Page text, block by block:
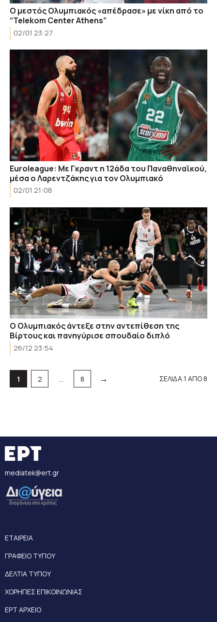
Ο μεστός Ολυμπιακός «απέδρασε» με νίκη από το
“Telekom Center Athens”
02/01 23:27
Euroleague: Με Γκραντ η 12άδα του Παναθηναϊκού,
μέσα ο Λαρεντζάκης για τον Ολυμπιακό
02/01 21:08
Ο Ολυμπιακός άντεξε στην αντεπίθεση της
Βίρτους και πανηγύρισε σπουδαίο διπλό
26/12 23:54
Σελίδα
1 Σελίδα
2 … Σελίδα
8 → ΣΕΛΙΔΑ 1 ΑΠΟ 8
mediatek@ert.gr
ΕΤΑΙΡΕΙΑ
ΓΡΑΦΕΙΟ ΤΥΠΟΥ
ΔΕΛΤΙΑ ΤΥΠΟΥ
ΧΟΡΗΓΙΕΣ ΕΠΙΚΟΙΝΩΝΙΑΣ
ΕΡΤ ΑΡΧΕΙΟ